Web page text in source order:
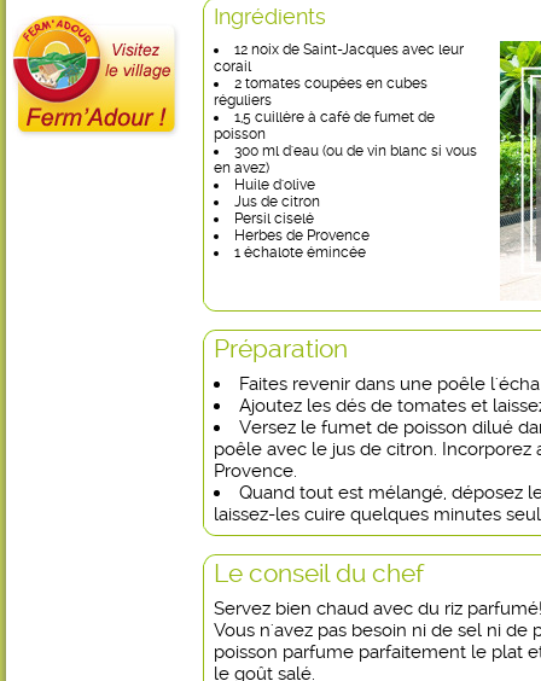
Ingrédients
12 noix de Saint-Jacques avec leur
corail
2 tomates coupées en cubes
réguliers
1,5 cuillère à café de fumet de
poisson
300 ml d'eau (ou de vin blanc si vous
en avez)
Huile d'olive
Jus de citron
Persil ciselé
Herbes de Provence
1 échalote émincée
Préparation
Faites revenir dans une poêle
Ajoutez les dés de tomates et
Versez le fumet de poisson dilué
poêle avec le jus de citron. Incorporez
Provence.
Quand tout est mélangé, déposez
laissez-les cuire quelques minutes
Le conseil du chef
Servez bien chaud avec du riz
Vous n'avez pas besoin ni de sel ni de
poisson parfume parfaitement le plat
le goût salé.